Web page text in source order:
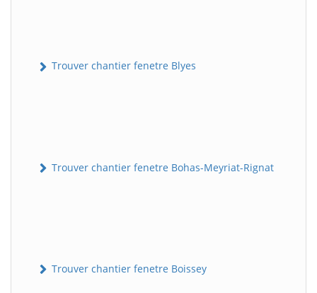
Trouver chantier fenetre Blyes
Trouver chantier fenetre Bohas-Meyriat-Rignat
Trouver chantier fenetre Boissey